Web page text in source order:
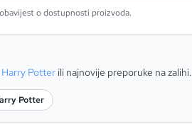
o dostupnosti proizvoda.
Harry Potter ili najnovije preporuke na zalihi.
Potter